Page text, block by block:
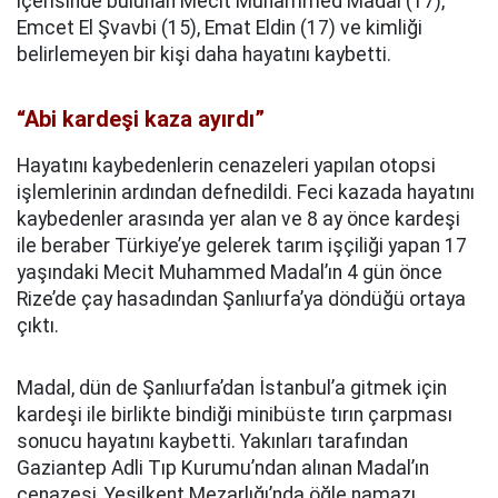
Emcet El Şvavbi (15), Emat Eldin (17) ve kimliği
belirlemeyen bir kişi daha hayatını kaybetti.
“Abi kardeşi kaza ayırdı”
Hayatını kaybedenlerin cenazeleri yapılan otopsi
işlemlerinin ardından defnedildi. Feci kazada hayatını
kaybedenler arasında yer alan ve 8 ay önce kardeşi
ile beraber Türkiye’ye gelerek tarım işçiliği yapan 17
yaşındaki Mecit Muhammed Madal’ın 4 gün önce
Rize’de çay hasadından Şanlıurfa’ya döndüğü ortaya
çıktı.
Madal, dün de Şanlıurfa’dan İstanbul’a gitmek için
kardeşi ile birlikte bindiği minibüste tırın çarpması
sonucu hayatını kaybetti. Yakınları tarafından
Gaziantep Adli Tıp Kurumu’ndan alınan Madal’ın